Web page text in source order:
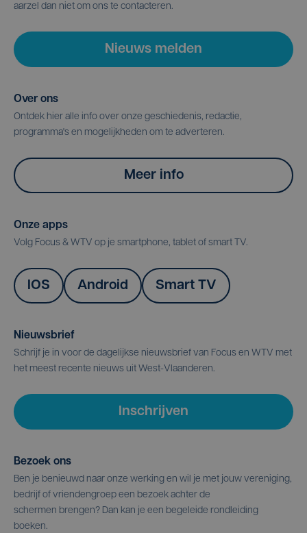
aarzel dan niet om ons te contacteren.
Nieuws melden
Over ons
Ontdek hier alle info over onze geschiedenis, redactie,
programma's en mogelijkheden om te adverteren.
Meer info
Onze apps
Volg Focus & WTV op je smartphone, tablet of smart TV.
IOS Android Smart TV
Nieuwsbrief
Schrijf je in voor de dagelijkse nieuwsbrief van Focus en WTV met
het meest recente nieuws uit West-Vlaanderen.
Inschrijven
Bezoek ons
Ben je benieuwd naar onze werking en wil je met jouw vereniging,
bedrijf of vriendengroep een bezoek achter de
schermen brengen? Dan kan je een begeleide rondleiding
boeken.